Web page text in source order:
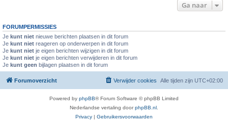
Ga naar
FORUMPERMISSIES
Je kunt niet nieuwe berichten plaatsen in dit forum
Je kunt niet reageren op onderwerpen in dit forum
Je kunt niet je eigen berichten wijzigen in dit forum
Je kunt niet je eigen berichten verwijderen in dit forum
Je kunt geen bijlagen plaatsen in dit forum
Forumoverzicht Alle tijden zijn UTC+02:00
Verwijder cookies
Powered by phpBB® Forum Software © phpBB Limited
Nederlandse vertaling doorphpBB.nl
Privacy | Gebruikersvoorwaarden